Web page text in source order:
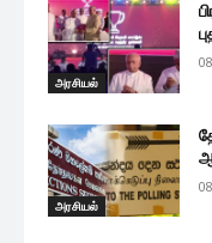
அரசியல்
அரசியல்